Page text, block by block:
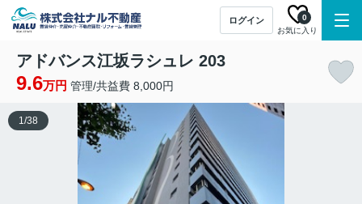
ログイン
お気に入り
0
アドバンス江坂ラシュレ 203
9.6万円 管理/共益費 8,000円
1/38